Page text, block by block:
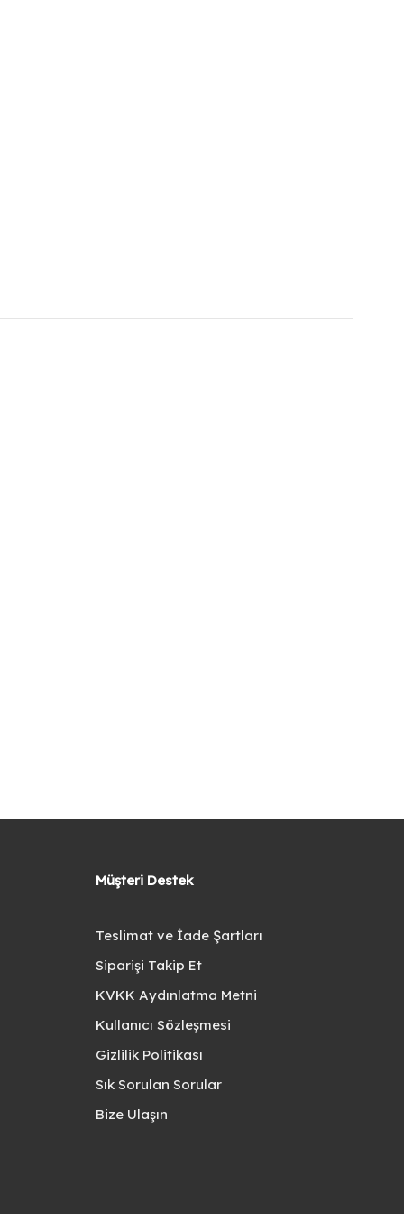
Müşteri Destek
Teslimat ve İade Şartları
Siparişi Takip Et
KVKK Aydınlatma Metni
Kullanıcı Sözleşmesi
Gizlilik Politikası
Sık Sorulan Sorular
Bize Ulaşın